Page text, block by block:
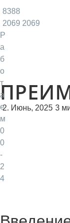
8388
2069 2069
Р
а
б
о
т
а
е
м
0
0
-
2
4
Главная
2. Июнь, 2025 3